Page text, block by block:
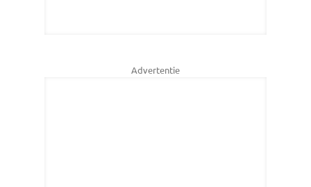
Advertentie